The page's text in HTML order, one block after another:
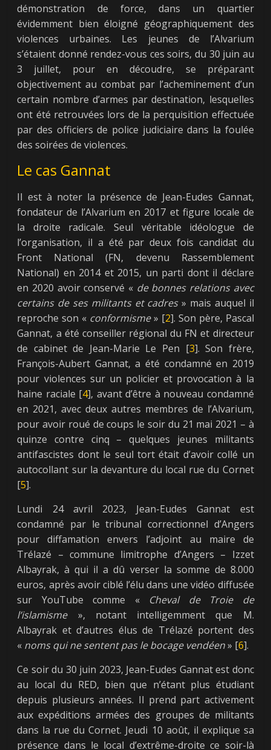
démonstration de force, dans un quartier
évidemment bien éloigné géographiquement des
violences urbaines. Les jeunes de l’Alvarium
s’étaient donné rendez-vous ces soirs, du 30 juin au
3 juillet, pour en découdre, se préparant
objectivement au combat par l’acheminement d’un
certain nombre d’armes par destination, lesquelles
ont été retrouvées lors de la perquisition effectuée
par des officiers de police judiciaire dans la foulée
des soirées de violences.
Le cas Gannat
Il est à noter la présence de Jean-Eudes Gannat,
fondateur de l’Alvarium en 2017 et figure locale de
la droite radicale. Seul véritable idéologue de
l’organisation, il a été par deux fois candidat du
Front National (FN, devenu Rassemblement
National) en 2014 et 2015, un parti dont il déclare
en 2020 avoir conservé « de bonnes relations avec
certains de ses militants et cadres» mais auquel il
reproche son « conformisme» [2]. Son père, Pascal
Gannat, a été conseiller régional du FN et directeur
de cabinet de Jean-Marie Le Pen [3]. Son frère,
François-Aubert Gannat, a été condamné en 2019
pour violences sur un policier et provocation à la
haine raciale [4], avant d’être à nouveau condamné
en 2021, avec deux autres membres de l’Alvarium,
pour avoir roué de coups le soir du 21 mai 2021 – à
quinze contre cinq – quelques jeunes militants
antifascistes dont le seul tort était d’avoir collé un
autocollant sur la devanture du local rue du Cornet
[5].
Lundi 24 avril 2023, Jean-Eudes Gannat est
condamné par le tribunal correctionnel d’Angers
pour diffamation envers l’adjoint au maire de
Trélazé – commune limitrophe d’Angers – Izzet
Albayrak, à qui il a dû verser la somme de 8.000
euros, après avoir ciblé l’élu dans une vidéo diffusée
sur YouTube comme « Cheval de Troie de
l’islamisme», notant intelligemment que M.
Albayrak et d’autres élus de Trélazé portent des
« noms qui ne sentent pas le bocage vendéen» [6].
Ce soir du 30 juin 2023, Jean-Eudes Gannat est donc
au local du RED, bien que n’étant plus étudiant
depuis plusieurs années. Il prend part activement
aux expéditions armées des groupes de militants
dans la rue du Cornet. Jeudi 10 août, il explique sa
présence dans le local d’extrême-droite ce soir-là